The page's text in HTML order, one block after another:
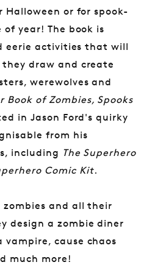
or for spook-
year! The book is
eerie activities that will
they draw and create
werewolves and
Book of Zombies, Spooks
in Jason Ford's quirky
from his
including The Superhero
Comic Kit.
zombies and all their
design a zombie diner
cause chaos
much more!